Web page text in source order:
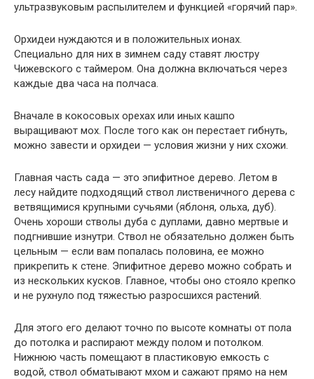
ультразвуковым рас­пылителем и функцией «горячий пар».
Орхидеи нуждаются и в положительных ионах.
Специально для них в зимнем саду ставят люстру
Чижевского с таймером. Она должна включаться через
каждые два часа на полчаса.
Вначале в кокосовых орехах или иных кашпо
выращивают мох. После того как он перестает гибнуть,
можно завести и орхидеи — условия жизни у них схожи.
Главная часть сада — это эпифитное дерево. Летом в
лесу найдите подхо­дящий ствол лиственичного дерева с
ветвящимися крупными сучьями (ябло­ня, ольха, дуб).
Очень хороши стволы дуба с дуплами, давно мертвые и
под­гнившие изнутри. Ствол не обязательно должен быть
цельным — если вам попалась половина, ее можно
прикрепить к стене. Эпифитное дерево можно собрать и
из нескольких кусков. Главное, чтобы оно стояло крепко
и не рух­нуло под тяжестью разросшихся растений.
Для этого его делают точно по высоте комнаты от пола
до потолка и рас­пирают между полом и потолком.
Нижнюю часть помещают в пластиковую емкость с
водой, ствол обматывают мхом и сажают прямо на нем